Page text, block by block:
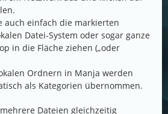
auch einfach die markierten
Datei-System oder sogar ganze
in die Fläche ziehen („oder
Ordnern in Manja werden
als Kategorien übernommen.
Dateien gleichzeitig